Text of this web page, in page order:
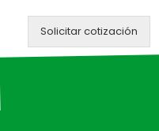
Solicitar cotización